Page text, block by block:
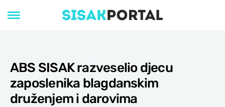
ABS SISAK razveselio djecu
zaposlenika blagdanskim
druženjem i darovima